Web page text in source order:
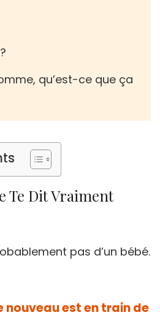
qu’est-ce que ça
Te Dit Vraiment
pas d’un bébé.
nouveau est en train de